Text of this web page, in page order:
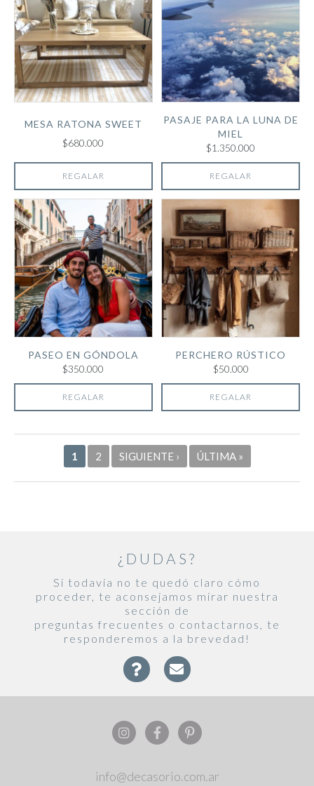
MESA RATONA SWEET
$680.000
REGALAR
PASAJE PARA LA LUNA DE
MIEL
$1.350.000
REGALAR
PASEO EN GÓNDOLA
$350.000
REGALAR
PERCHERO RÚSTICO
$50.000
REGALAR
Páginas
1 2 SIGUIENTE › ÚLTIMA »
¿DUDAS?
Si todavía no te quedó claro cómo
proceder, te aconsejamos mirar nuestra
sección de
preguntas frecuentes o contactarnos, te
responderemos a la brevedad!
info@decasorio.com.ar